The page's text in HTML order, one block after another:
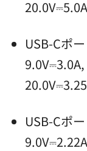
USB-Cポ
USB-Cポ